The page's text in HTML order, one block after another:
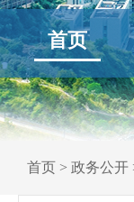
首页
首页 > 政务公开